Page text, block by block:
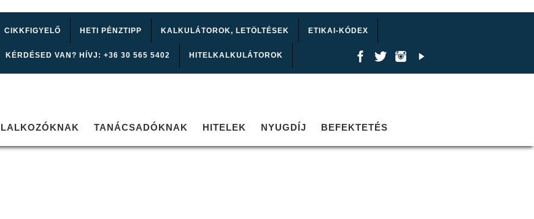
CIKKFIGYELŐ HETI PÉNZTIPP KALKULÁTOROK, LETÖLTÉSEK ETIKAI-KÓDEX
KÉRDÉSED VAN? HÍVJ: +36 30 565 5402 HITELKALKULÁTOROK
TANÁCSADÓKNAK HITELEK NYUGDÍJ BEFEKTETÉS